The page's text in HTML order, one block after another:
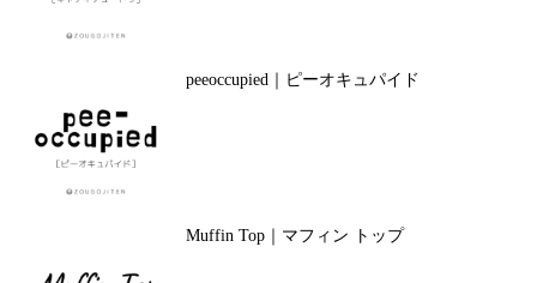
peeoccupied｜ピーオキュパイド
Muffin Top｜マフィン トップ